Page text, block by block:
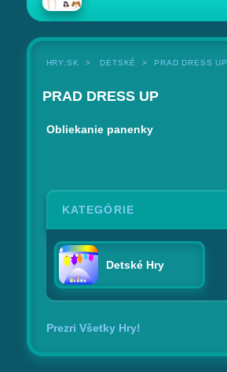
HRY.SK DETSKÉ PRAD DRESS UP
PRAD DRESS UP
Obliekanie panenky
KATEGÓRIE
Detské Hry
Prezri Všetky Hry!